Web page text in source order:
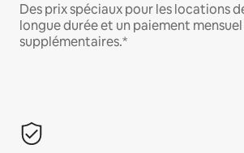
Des prix spéciaux pour les locations
longue durée et un paiement
supplémentaires.*